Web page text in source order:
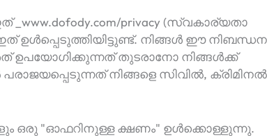
privacy (സ്വകാര്യതാ
ഉൾപ്പെടുത്തിയിട്ടുണ്ട്. നിങ്ങൾ ഈ
ഉപയോഗിക്കുന്നത് തുടരാനോ നിങ്ങൾക്ക്
നിങ്ങളെ സിവിൽ, ക്രിമിനൽ
ഒരു "ഓഫറിനുള്ള ക്ഷണം" ഉൾക്കൊള്ളുന്നു.